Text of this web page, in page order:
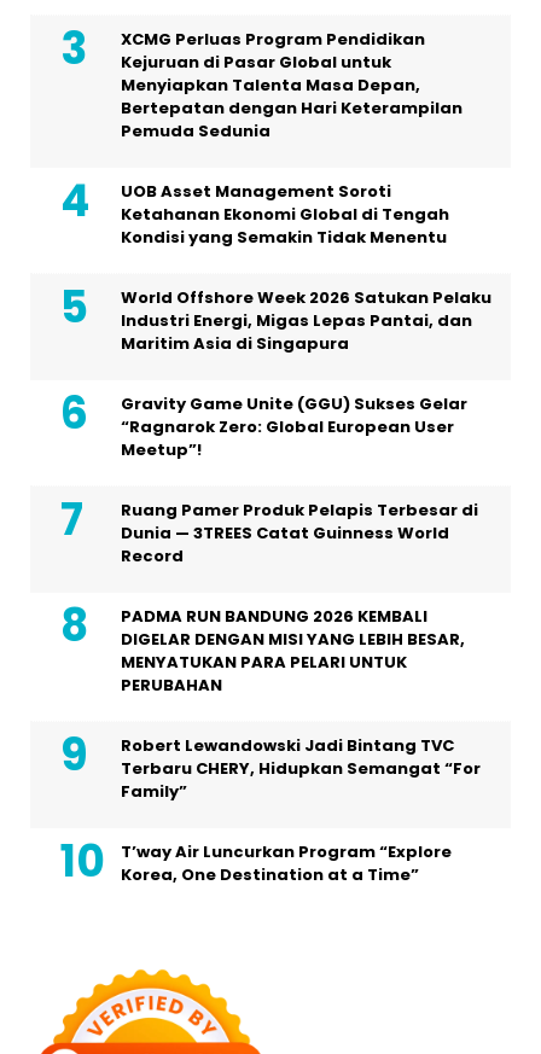
XCMG Perluas Program Pendidikan
Kejuruan di Pasar Global untuk
Menyiapkan Talenta Masa Depan,
Bertepatan dengan Hari Keterampilan
Pemuda Sedunia
UOB Asset Management Soroti
Ketahanan Ekonomi Global di Tengah
Kondisi yang Semakin Tidak Menentu
World Offshore Week 2026 Satukan Pelaku
Industri Energi, Migas Lepas Pantai, dan
Maritim Asia di Singapura
Gravity Game Unite (GGU) Sukses Gelar
“Ragnarok Zero: Global European User
Meetup”!
Ruang Pamer Produk Pelapis Terbesar di
Dunia — 3TREES Catat Guinness World
Record
PADMA RUN BANDUNG 2026 KEMBALI
DIGELAR DENGAN MISI YANG LEBIH BESAR,
MENYATUKAN PARA PELARI UNTUK
PERUBAHAN
Robert Lewandowski Jadi Bintang TVC
Terbaru CHERY, Hidupkan Semangat “For
Family”
T’way Air Luncurkan Program “Explore
Korea, One Destination at a Time”